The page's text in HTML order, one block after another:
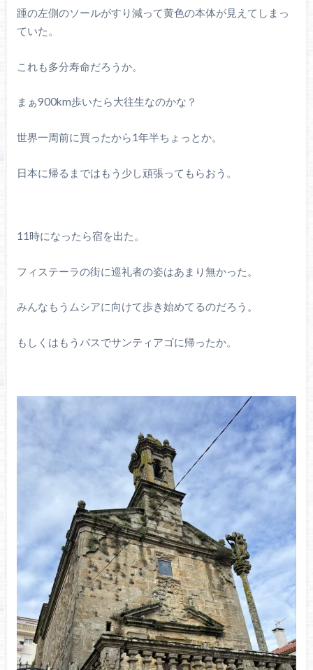
踵の左側のソールがすり減って黄色の本体が見えてしまっ
ていた。
これも多分寿命だろうか。
まぁ900km歩いたら大往生なのかな？
世界一周前に買ったから1年半ちょっとか。
日本に帰るまではもう少し頑張ってもらおう。
11時になったら宿を出た。
フィステーラの街に巡礼者の姿はあまり無かった。
みんなもうムシアに向けて歩き始めてるのだろう。
もしくはもうバスでサンティアゴに帰ったか。